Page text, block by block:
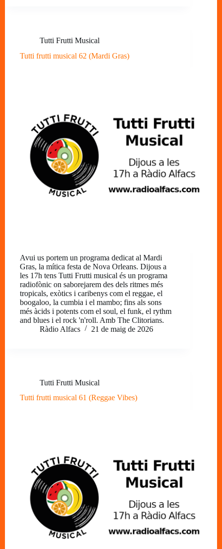
Tutti Frutti Musical
Tutti frutti musical 62 (Mardi Gras)
Avui us portem un programa dedicat al Mardi
Gras, la mítica festa de Nova Orleans. Dijous a
les 17h tens Tutti Frutti musical és un programa
radiofònic on saborejarem des dels ritmes més
tropicals, exòtics i caribenys com el reggae, el
boogaloo, la cumbia i el mambo; fins als sons
més àcids i potents com el soul, el funk, el rythm
and blues i el rock 'n'roll. Amb The Clitorians.
Ràdio Alfacs
21 de maig de 2026
Tutti Frutti Musical
Tutti frutti musical 61 (Reggae Vibes)